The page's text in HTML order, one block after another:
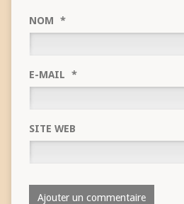
NOM *
E-MAIL *
SITE WEB